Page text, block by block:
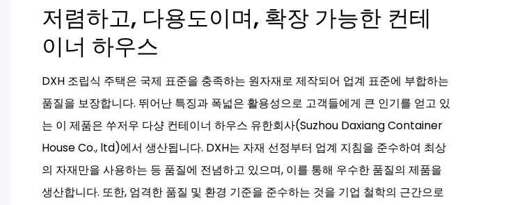
저렴하고, 다용도이며, 확장 가능한 컨테
이너 하우스
DXH 조립식 주택은 국제 표준을 충족하는 원자재로 제작되어 업계 표준에 부합하는
품질을 보장합니다. 뛰어난 특징과 폭넓은 활용성으로 고객들에게 큰 인기를 얻고 있
는 이 제품은 쑤저우 다샹 컨테이너 하우스 유한회사(Suzhou Daxiang Container
House Co., ltd)에서 생산됩니다. DXH는 자재 선정부터 업계 지침을 준수하여 최상
의 자재만을 사용하는 등 품질에 전념하고 있으며, 이를 통해 우수한 품질의 제품을
생산합니다. 또한, 엄격한 품질 및 환경 기준을 준수하는 것을 기업 철학의 근간으로